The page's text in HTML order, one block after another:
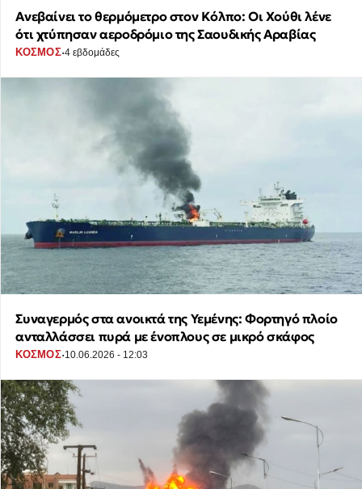
Ανεβαίνει το θερμόμετρο στον Κόλπο: Οι Χούθι λένε
ότι χτύπησαν αεροδρόμιο της Σαουδικής Αραβίας
ΚΟΣΜΟΣ·4 εβδομάδες
Συναγερμός στα ανοικτά της Υεμένης: Φορτηγό πλοίο
ανταλλάσσει πυρά με ένοπλους σε μικρό σκάφος
ΚΟΣΜΟΣ·10.06.2026 - 12:03